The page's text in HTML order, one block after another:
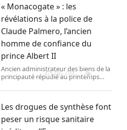
organisatrices des services publics
appellent à revoir les modalités
d’attribution de cette aide.
« Monacogate » : les
révélations à la police de
Claude Palmero, l’ancien
homme de confiance du
prince Albert II
Ancien administrateur des biens de la
principauté répudié au printemps
plusieurs enquêtes judiciaires,
princière.
06-09
Les drogues de synthèse font
peser un risque sanitaire